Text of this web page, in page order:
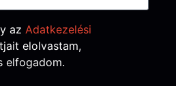
az Adatkezelési
elolvastam,
elfogadom.